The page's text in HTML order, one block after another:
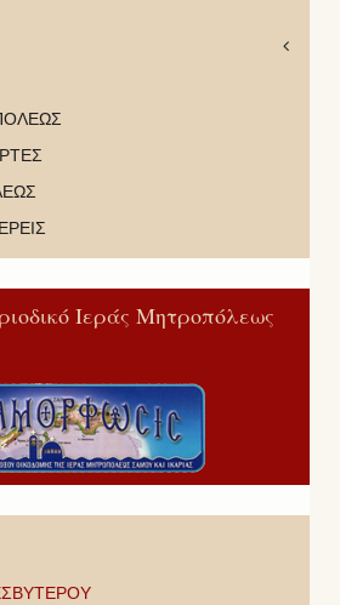
Ιεράς Μητροπόλεως